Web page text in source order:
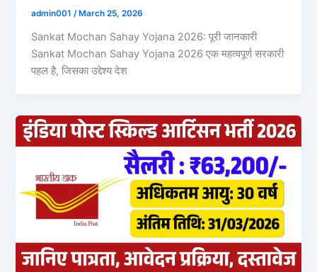
admin001 /March 25, 2026
Sankat Mochan Sahay Yojana 2026: पूरी जानकारी
Sankat Mochan Sahay Yojana 2026 एक महत्वपूर्ण सरकारी
पहल है, जिसका उद्देश्य देश